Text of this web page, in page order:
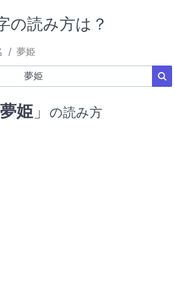
の読み方は？
夢姫
夢姫 」 の読み方